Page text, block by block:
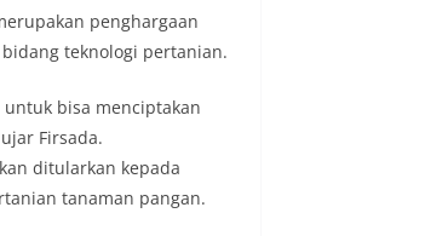
penghargaan
teknologi pertanian.
bisa menciptakan
Firsada.
ditularkan kepada
tanaman pangan.